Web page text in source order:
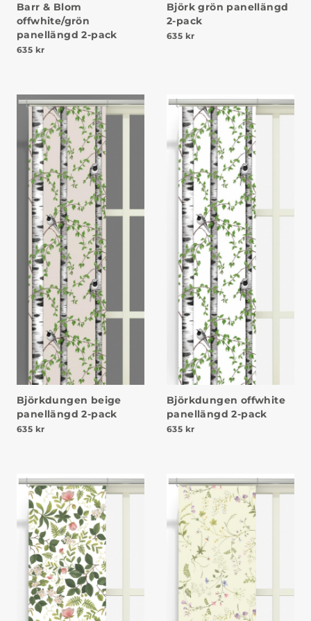
Barr & Blom
offwhite/grön
panellängd 2-pack
635 kr
Björk grön panellängd
2-pack
635 kr
Björkdungen beige
panellängd 2-pack
635 kr
Björkdungen offwhite
panellängd 2-pack
635 kr